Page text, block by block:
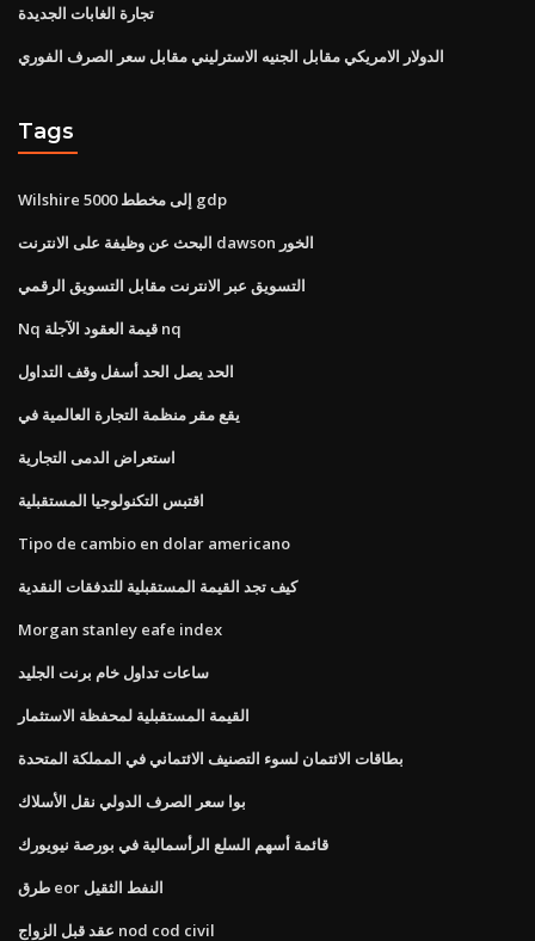
تجارة الغابات الجديدة
الدولار الامريكي مقابل الجنيه الاسترليني مقابل سعر الصرف الفوري
Tags
Wilshire 5000 إلى مخطط gdp
البحث عن وظيفة على الانترنت dawson الخور
التسويق عبر الانترنت مقابل التسويق الرقمي
Nq قيمة العقود الآجلة nq
الحد يصل الحد أسفل وقف التداول
يقع مقر منظمة التجارة العالمية في
استعراض الدمى التجارية
اقتبس التكنولوجيا المستقبلية
Tipo de cambio en dolar americano
كيف تجد القيمة المستقبلية للتدفقات النقدية
Morgan stanley eafe index
ساعات تداول خام برنت الجليد
القيمة المستقبلية لمحفظة الاستثمار
بطاقات الائتمان لسوء التصنيف الائتماني في المملكة المتحدة
بوا سعر الصرف الدولي نقل الأسلاك
قائمة أسهم السلع الرأسمالية في بورصة نيويورك
طرق eor النفط الثقيل
عقد قبل الزواج nod cod civil